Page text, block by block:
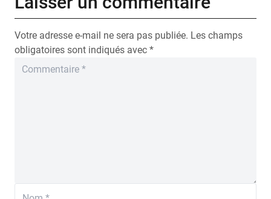
Votre adresse e-mail ne sera pas publiée. Les champs
obligatoires sont indiqués avec *